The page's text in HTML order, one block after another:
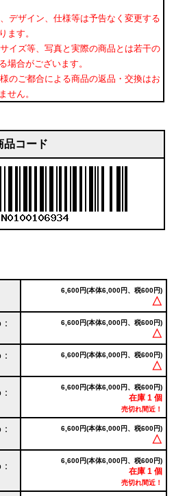
デザイン、仕様等は予告なく変更する
ます。
イズ等、写真と実際の商品とは若干の
場合がございます。
のご都合による商品の返品・交換はお
せん。
品コード
6,600円(本体6,000円、税600円)
△
6,600円(本体6,000円、税600円)
△
6,600円(本体6,000円、税600円)
△
6,600円(本体6,000円、税600円)
在庫 1 個
売切れ間近！
6,600円(本体6,000円、税600円)
△
6,600円(本体6,000円、税600円)
在庫 1 個
売切れ間近！